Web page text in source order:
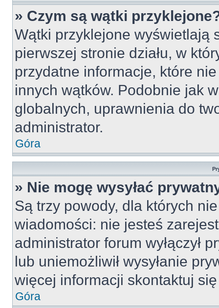
» Czym są wątki
Wątki przyklejone wyświetlają
pierwszej stronie działu, w
przydatne informacje, które
innych wątków. Podobnie jak
globalnych, uprawnienia do
administrator.
Góra
» Nie mogę wysyłać
Są trzy powody, dla których
wiadomości: nie jesteś
administrator forum wyłączył
lub uniemożliwił wysyłanie
więcej informacji skontaktuj
Góra